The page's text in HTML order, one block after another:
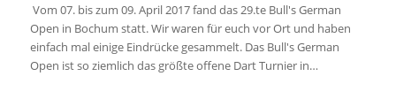
Vom 07. bis zum 09. April 2017 fand das 29.te Bull's German
Open in Bochum statt. Wir waren für euch vor Ort und haben
einfach mal einige Eindrücke gesammelt. Das Bull's German
Open ist so ziemlich das größte offene Dart Turnier in…